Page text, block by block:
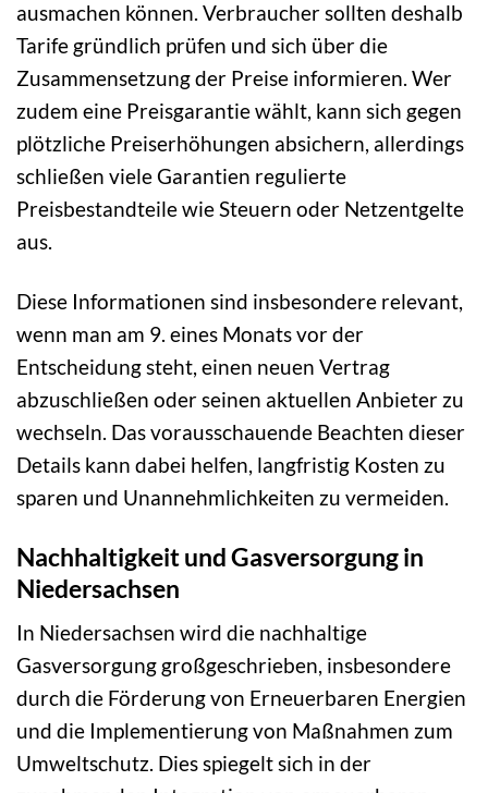
ausmachen können. Verbraucher sollten deshalb
Tarife gründlich prüfen und sich über die
Zusammensetzung der Preise informieren. Wer
zudem eine Preisgarantie wählt, kann sich gegen
plötzliche Preiserhöhungen absichern, allerdings
schließen viele Garantien regulierte
Preisbestandteile wie Steuern oder Netzentgelte
aus.
Diese Informationen sind insbesondere relevant,
wenn man am 9. eines Monats vor der
Entscheidung steht, einen neuen Vertrag
abzuschließen oder seinen aktuellen Anbieter zu
wechseln. Das vorausschauende Beachten dieser
Details kann dabei helfen, langfristig Kosten zu
sparen und Unannehmlichkeiten zu vermeiden.
Nachhaltigkeit und Gasversorgung in
Niedersachsen
In Niedersachsen wird die nachhaltige
Gasversorgung großgeschrieben, insbesondere
durch die Förderung von Erneuerbaren Energien
und die Implementierung von Maßnahmen zum
Umweltschutz. Dies spiegelt sich in der